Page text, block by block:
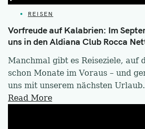
CATEGORIES
REISEN
Vorfreude auf Kalabrien: Im
uns in den Aldiana Club Rocca
Manchmal gibt es Reiseziele, auf
schon Monate im Voraus – und
uns mit unserem nächsten
Read More